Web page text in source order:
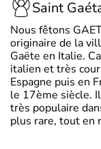
Saint
Nous fêtons
originaire de la
Gaëte en Italie.
italien et très
Espagne puis en
le 17ème siècle.
très populaire
plus rare, tout en